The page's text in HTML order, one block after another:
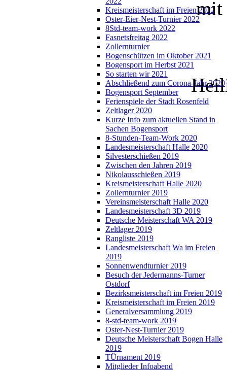
Kreismeisterschaft im Freien 2022
Oster-Eier-Nest-Turnier 2022
8Std-team-work 2022
Fasnetsfreitag 2022
Zollernturnier
Bogenschützen im Oktober 2021
Bogensport im Herbst 2021
So starten wir 2021
Abschließend zum Corona-Jahr 2020
Bogensport September
Ferienspiele der Stadt Rosenfeld
Zeltlager 2020
Kurze Info zum aktuellen Stand in
Sachen Bogensport
8-Stunden-Team-Work 2020
Landesmeisterschaft Halle 2020
Silvesterschießen 2019
Zwischen den Jahren 2019
Nikolausschießen 2019
Kreismeisterschaft Halle 2020
Zollernturnier 2019
Vereinsmeisterschaft Halle 2020
Landesmeisterschaft 3D 2019
Deutsche Meisterschaft WA 2019
Zeltlager 2019
Rangliste 2019
Landesmeisterschaft Wa im Freien
2019
Sonnenwendturnier 2019
Besuch der Jedermanns-Turner
Ostdorf
Bezirksmeisterschaft im Freien 2019
Kreismeisterschaft im Freien 2019
Generalversammlung 2019
8-std-team-work 2019
Oster-Nest-Turnier 2019
Deutsche Meisterschaft Bogen Halle
2019
TÜrnament 2019
Mitglieder Infoabend
mit